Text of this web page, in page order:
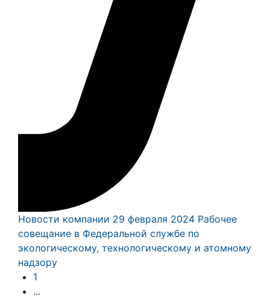
Новости компании 29 февраля 2024 Рабочее
совещание в Федеральной службе по
экологическому, технологическому и атомному
надзору
1
...